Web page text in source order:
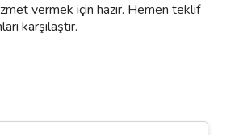
vermek için hazır. Hemen teklif
karşılaştır.